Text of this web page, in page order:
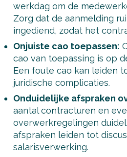
werkdag om de
Zorg dat de aanmelding
ingediend, zodat het
Onjuiste cao toepassen:
cao van toepassing is op
Een foute cao kan leiden
juridische complicaties.
Onduidelijke afspraken
aantal contracturen en
overwerkregelingen
afspraken leiden tot
salarisverwerking.